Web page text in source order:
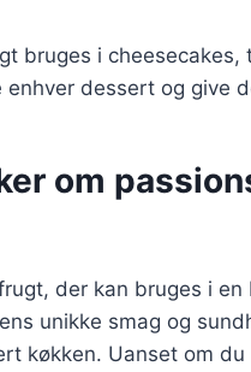
bruges i
enhver dessert og give
om
der kan bruges i
unikke smag og
køkken. Uanset om du